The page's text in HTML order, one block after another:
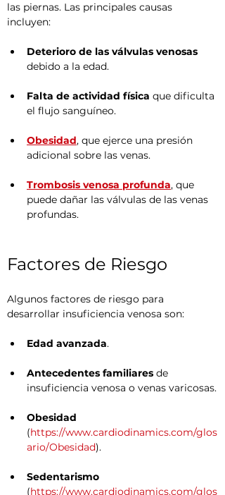
las piernas. Las principales causas
incluyen:
Deterioro de las válvulas venosas
debido a la edad.
Falta de actividad física que dificulta
el flujo sanguíneo.
Obesidad, que ejerce una presión
adicional sobre las venas.
Trombosis venosa profunda, que
puede dañar las válvulas de las venas
profundas.
Factores de Riesgo
Algunos factores de riesgo para
desarrollar insuficiencia venosa son:
Edad avanzada.
Antecedentes familiares de
insuficiencia venosa o venas varicosas.
Obesidad
(https://www.cardiodinamics.com/glos
ario/Obesidad).
Sedentarismo
(https://www.cardiodinamics.com/glos